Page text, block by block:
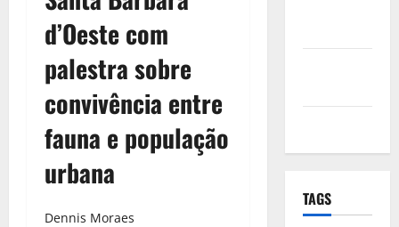
d’Oeste com
palestra sobre
convivência entre
fauna e população
urbana
Dennis Moraes
TAGS